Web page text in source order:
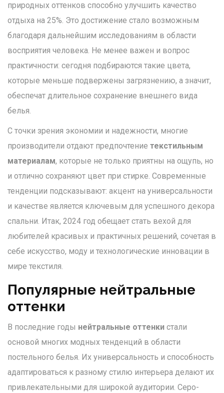
природных оттенков способно улучшить качество
отдыха на 25%. Это достижение стало возможным
благодаря дальнейшим исследованиям в области
восприятия человека. Не менее важен и вопрос
практичности: сегодня подбираются такие цвета,
которые меньше подвержены загрязнению, а значит,
обеспечат длительное сохранение внешнего вида
белья.
С точки зрения экономии и надежности, многие
производители отдают предпочтение текстильным
материалам, которые не только приятны на ощупь, но
и отлично сохраняют цвет при стирке. Современные
тенденции подсказывают: акцент на универсальности
и качестве является ключевым для успешного декора
спальни. Итак, 2024 год обещает стать вехой для
любителей красивых и практичных решений, сочетая в
себе искусство, моду и технологические инновации в
мире текстиля.
Популярные нейтральные
оттенки
В последние годы нейтральные оттенки стали
основой многих модных тенденций в области
постельного белья. Их универсальность и способность
адаптироваться к разному стилю интерьера делают их
привлекательными для широкой аудитории. Серо-